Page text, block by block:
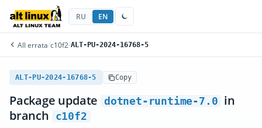
RU EN
All errata/c10f2/ALT-PU-2024-16768-5
ALT-PU-2024-16768-5 Copy
Package update dotnet-runtime-7.0 in
branch
c10f2